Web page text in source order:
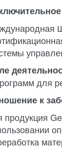
для
к
продукция